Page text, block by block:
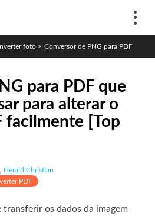
foto > Conversor de PNG para PDF
para PDF que
para alterar o
facilmente [Top
Gerald Christian
PDF
transferir os dados da imagem